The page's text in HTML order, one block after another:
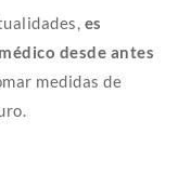
es
desde antes
medidas de